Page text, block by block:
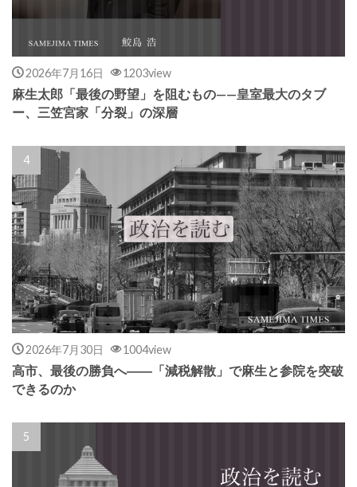
2026年7月16日 1203view
麻生太郎「最後の野望」を阻むもの——皇室最大のタブ
ー、三笠宮家「分裂」の深層
2026年7月30日 1004view
高市、最後の勝負へ――「減税解散」で麻生と参院を突破
できるのか